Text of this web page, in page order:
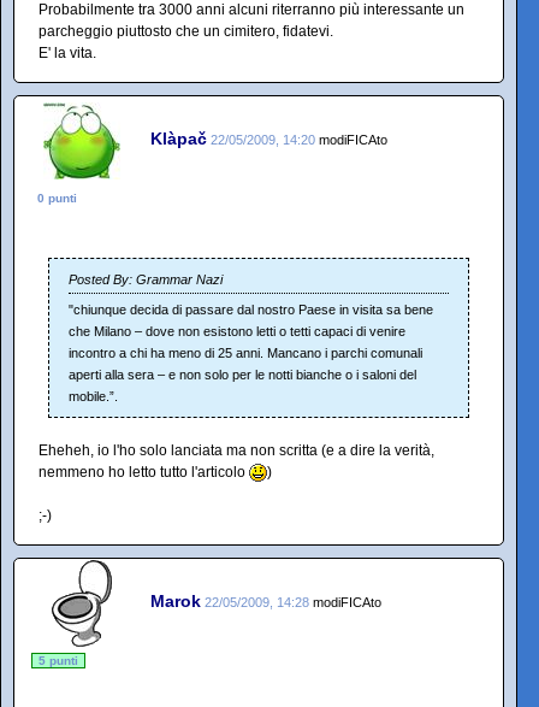
Probabilmente tra 3000 anni alcuni riterranno più interessante un
parcheggio piuttosto che un cimitero, fidatevi.
E' la vita.
Klàpač 22/05/2009, 14:20 modiFICAto
0 punti
Posted By: Grammar Nazi
"chiunque decida di passare dal nostro Paese in visita sa bene
che Milano – dove non esistono letti o tetti capaci di venire
incontro a chi ha meno di 25 anni. Mancano i parchi comunali
aperti alla sera – e non solo per le notti bianche o i saloni del
mobile.”.
Eheheh, io l'ho solo lanciata ma non scritta (e a dire la verità,
nemmeno ho letto tutto l'articolo
)
;-)
Marok 22/05/2009, 14:28 modiFICAto
5 punti